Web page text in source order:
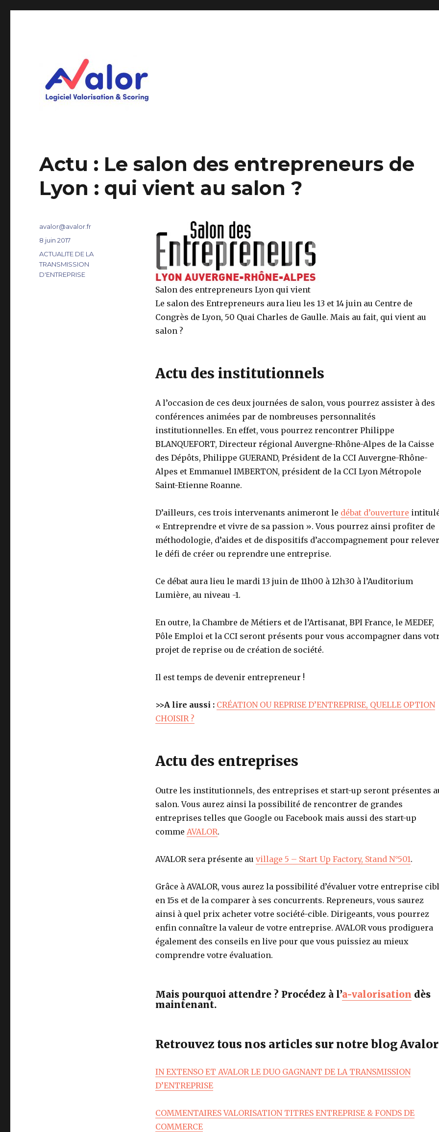
Actu : Le salon des entrepreneurs de
Lyon : qui vient au salon ?
Salon des entrepreneurs Lyon qui vient
Le salon des Entrepreneurs aura lieu les 13 et 14 juin au Centre de
Congrès de Lyon, 50 Quai Charles de Gaulle. Mais au fait, qui vient au
salon ?
Actu des institutionnels
A l’occasion de ces deux journées de salon, vous pourrez assister à des
conférences animées par de nombreuses personnalités
institutionnelles. En effet, vous pourrez rencontrer Philippe
BLANQUEFORT, Directeur régional Auvergne-Rhône-Alpes de la Caisse
des Dépôts, Philippe GUERAND, Président de la CCI Auvergne-Rhône-
Alpes et Emmanuel IMBERTON, président de la CCI Lyon Métropole
Saint-Etienne Roanne.
D’ailleurs, ces trois intervenants animeront le débat d’ouverture
« Entreprendre et vivre de sa passion ». Vous pourrez ainsi profiter de
méthodologie, d’aides et de dispositifs d’accompagnement pour relever
le défi de créer ou reprendre une entreprise.
Ce débat aura lieu le mardi 13 juin de 11h00 à 12h30 à l’Auditorium
Lumière, au niveau -1.
En outre, la Chambre de Métiers et de l’Artisanat, BPI France, le MEDEF,
Pôle Emploi et la CCI seront présents pour vous accompagner dans
projet de reprise ou de création de société.
Il est temps de devenir entrepreneur !
>>A lire aussi : CRÉATION OU REPRISE D’ENTREPRISE, QUELLE OPTION
CHOISIR ?
Actu des entreprises
Outre les institutionnels, des entreprises et start-up seront présentes
salon. Vous aurez ainsi la possibilité de rencontrer de grandes
entreprises telles que Google ou Facebook mais aussi des start-up
comme AVALOR.
AVALOR sera présente au village 5 – Start Up Factory, Stand N°501.
Grâce à AVALOR, vous aurez la possibilité d’évaluer votre entreprise
en 15s et de la comparer à ses concurrents. Repreneurs, vous saurez
ainsi à quel prix acheter votre société-cible. Dirigeants, vous pourrez
enfin connaître la valeur de votre entreprise. AVALOR vous prodiguera
également des conseils en live pour que vous puissiez au mieux
comprendre votre évaluation.
Mais pourquoi attendre ? Procédez à l’a-valorisation dès
maintenant.
Retrouvez tous nos articles sur notre blog Avalor
IN EXTENSO ET AVALOR LE DUO GAGNANT DE LA TRANSMISSION
D’ENTREPRISE
COMMENTAIRES VALORISATION TITRES ENTREPRISE & FONDS DE
COMMERCE
Auteur
avalor@avalor.fr
Publié
8 juin 2017
Catégories
ACTUALITE DE LA
TRANSMISSION
D'ENTREPRISE